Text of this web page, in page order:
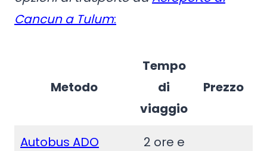
Cancun a Tulum:
Metodo
Tempo
di
viaggio
Prezzo
Autobus ADO
2 ore e